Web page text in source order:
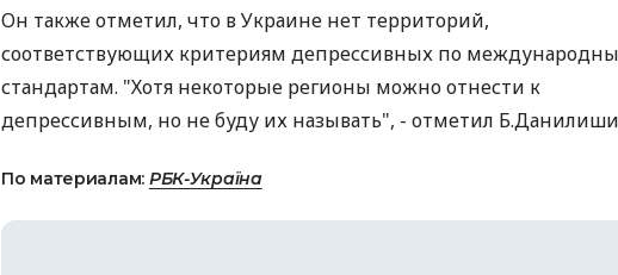
Он также отметил, что в Украине нет территорий,
соответствующих критериям депрессивных по
стандартам. "Хотя некоторые регионы можно отнести к
депрессивным, но не буду их называть", - отметил
По материалам: РБК-Україна